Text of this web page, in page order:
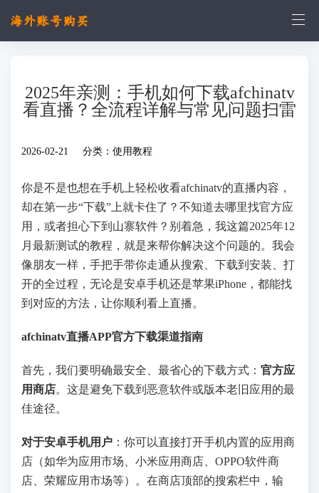
2025年亲测：手机如何下载afchinatv
看直播？全流程详解与常见问题扫雷
2026-02-21 分类： 使用教程
你是不是也想在手机上轻松收看afchinatv的直播内容，
却在第一步“下载”上就卡住了？不知道去哪里找官方应
用，或者担心下到山寨软件？别着急，我这篇2025年12
月最新测试的教程，就是来帮你解决这个问题的。我会
像朋友一样，手把手带你走通从搜索、下载到安装、打
开的全过程，无论是安卓手机还是苹果iPhone，都能找
到对应的方法，让你顺利看上直播。
afchinatv直播APP官方下载渠道指南
首先，我们要明确最安全、最省心的下载方式： 官方应
用商店。这是避免下载到恶意软件或版本老旧应用的最
佳途径。
对于安卓手机用户 ：你可以直接打开手机内置的应用商
店（如华为应用市场、小米应用商店、OPPO软件商
店、荣耀应用市场等）。在商店顶部的搜索栏中，输